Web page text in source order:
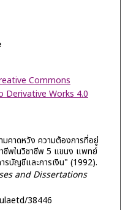
Commons
Works 4.0
คาดหวัง ความต้องการที่อยู่
ชีพในวิชาชีพ 5 แขนง แพทย์
รบัญชีและการเงิน" (1992).
and Dissertations
38446